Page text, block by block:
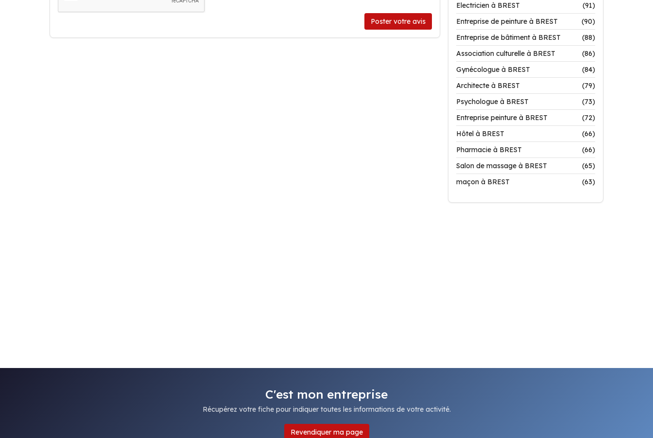
Poster votre avis
Electricien à BREST
(91)
Entreprise de peinture à BREST
(90)
Entreprise de bâtiment à BREST
(88)
Association culturelle à BREST
(86)
Gynécologue à BREST
(84)
Architecte à BREST
(79)
Psychologue à BREST
(73)
Entreprise peinture à BREST
(72)
Hôtel à BREST
(66)
Pharmacie à BREST
(66)
Salon de massage à BREST
(65)
maçon à BREST
(63)
C'est mon entreprise
Récupérez votre fiche pour indiquer toutes les informations de votre activité.
Revendiquer ma page